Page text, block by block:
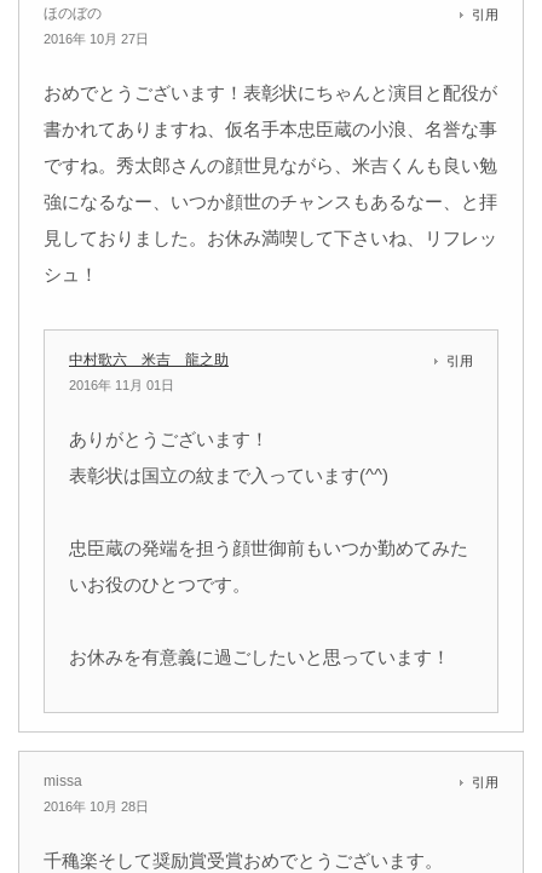
ほのぼの
2016年 10月 27日
引用
おめでとうございます！表彰状にちゃんと演目と配役が
書かれてありますね、仮名手本忠臣蔵の小浪、名誉な事
ですね。秀太郎さんの顔世見ながら、米吉くんも良い勉
強になるなー、いつか顔世のチャンスもあるなー、と拝
見しておりました。お休み満喫して下さいね、リフレッ
シュ！
中村歌六 米吉 龍之助
2016年 11月 01日
引用
ありがとうございます！
表彰状は国立の紋まで入っています(^^)
忠臣蔵の発端を担う顔世御前もいつか勤めてみた
いお役のひとつです。
お休みを有意義に過ごしたいと思っています！
missa
2016年 10月 28日
引用
千穐楽そして奨励賞受賞おめでとうございます。